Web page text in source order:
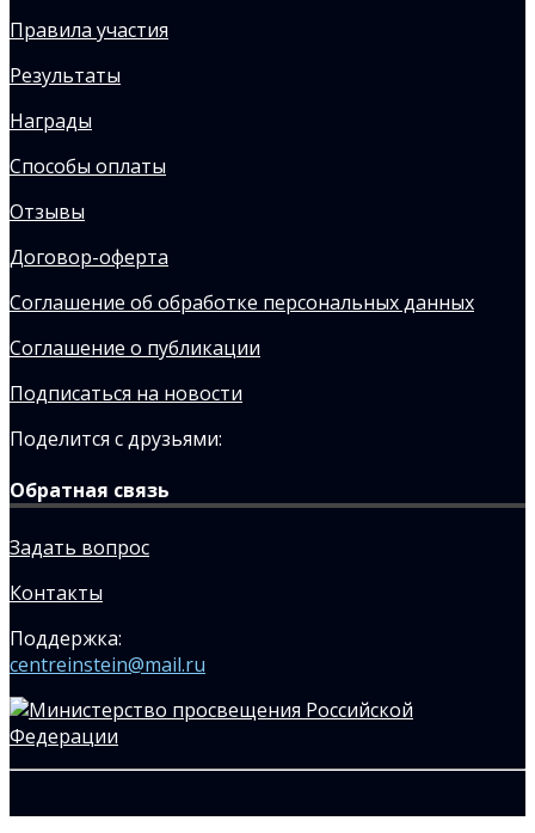
Правила участия
Результаты
Награды
Способы оплаты
Отзывы
Договор-оферта
Соглашение об обработке персональных данных
Соглашение о публикации
Подписаться на новости
Поделится с друзьями:
Обратная связь
Задать вопрос
Контакты
Поддержка:
centreinstein@mail.ru